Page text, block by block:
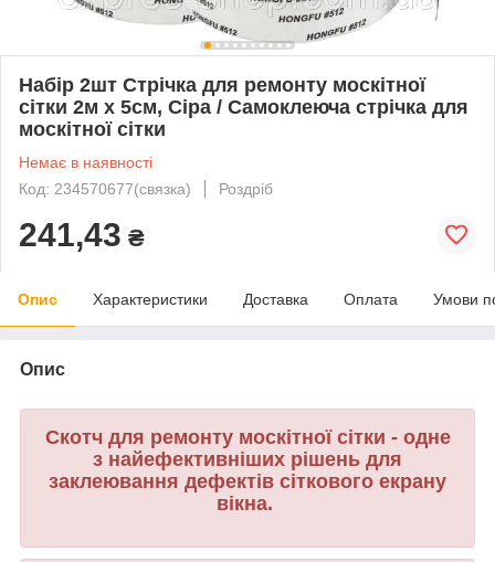
Набір 2шт Стрічка для ремонту москітної
сітки 2м х 5см, Сіра / Самоклеюча стрічка для
москітної сітки
Немає в наявності
Код: 234570677(связка)
Роздріб
241,43 ₴
Опис Характеристики Доставка Оплата Умови
Опис
Скотч для ремонту москітної сітки - одне
з найефективніших рішень для
заклеювання дефектів сіткового екрану
вікна.